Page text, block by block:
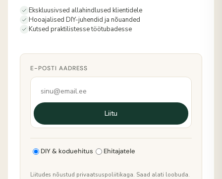
Ekskluusivsed allahindlused klientidele
Hooajalised DIY-juhendid ja nõuanded
Kutsed praktilistesse töötubadesse
E-POSTI AADRESS
Liitu
DIY & koduehitus Ehitajatele
Liitudes nõustud privaatsuspoliitikaga. Saad alati loobuda.